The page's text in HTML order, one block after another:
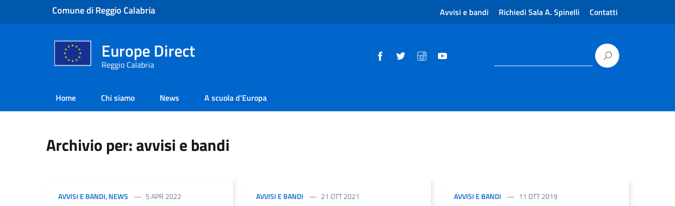
Comune di Reggio Calabria Avvisi e bandi Richiedi Sala A. Spinelli Contatti
Europe Direct
Reggio Calabria
Home Chi siamo News A scuola d’Europa
Archivio per: avvisi e bandi
AVVISI E BANDI,NEWS 5 APR 2022 AVVISI E BANDI 21 OTT 2021 AVVISI E BANDI 11 OTT 2019